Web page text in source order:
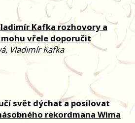
Kafka rozhovory a
vřele doporučit
Vladimír Kafka
svět dýchat a posilovat
rekordmana Wima